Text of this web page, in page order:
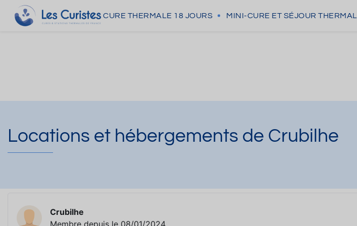
CURE THERMALE 18 JOURS MINI-CURE ET SÉJOUR THERMAL
Locations et hébergements de Crubilhe
Crubilhe